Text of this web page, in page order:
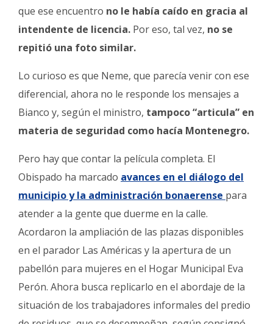
que ese encuentro no le había caído en gracia al
intendente de licencia. Por eso, tal vez, no se
repitió una foto similar.
Lo curioso es que Neme, que parecía venir con ese
diferencial, ahora no le responde los mensajes a
Bianco y, según el ministro, tampoco “articula” en
materia de seguridad como hacía Montenegro.
Pero hay que contar la película completa. El
Obispado ha marcado avances en el diálogo del
municipio y la administración bonaerense para
atender a la gente que duerme en la calle.
Acordaron la ampliación de las plazas disponibles
en el parador Las Américas y la apertura de un
pabellón para mujeres en el Hogar Municipal Eva
Perón. Ahora busca replicarlo en el abordaje de la
situación de los trabajadores informales del predio